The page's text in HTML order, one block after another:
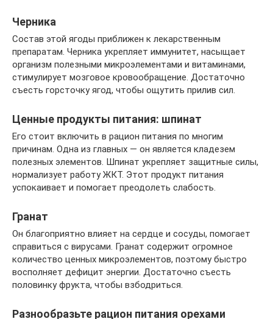
Черника
Состав этой ягоды приближен к лекарственным
препаратам. Черника укрепляет иммунитет, насыщает
организм полезными микроэлементами и витаминами,
стимулирует мозговое кровообращение. Достаточно
съесть горсточку ягод, чтобы ощутить прилив сил.
Ценные продукты питания: шпинат
Его стоит включить в рацион питания по многим
причинам. Одна из главных — он является кладезем
полезных элементов. Шпинат укрепляет защитные силы,
нормализует работу ЖКТ. Этот продукт питания
успокаивает и помогает преодолеть слабость.
Гранат
Он благоприятно влияет на сердце и сосуды, помогает
справиться с вирусами. Гранат содержит огромное
количество ценных микроэлементов, поэтому быстро
восполняет дефицит энергии. Достаточно съесть
половинку фрукта, чтобы взбодриться.
Разнообразьте рацион питания орехами